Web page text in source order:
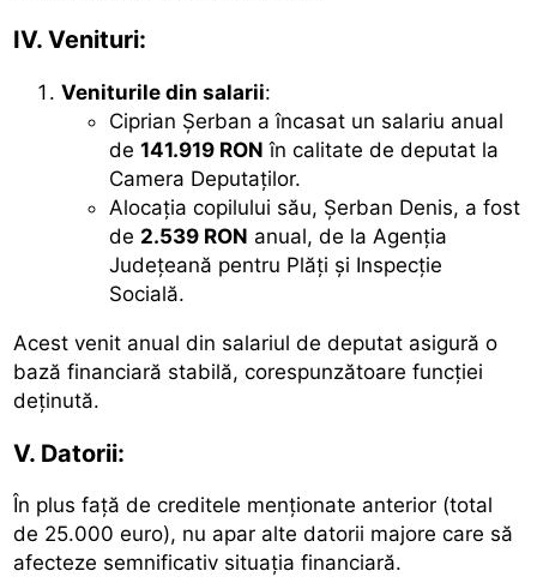
IV. Venituri:
Veniturile din salarii:
Ciprian Șerban a încasat un salariu anual
de141.919 RON în calitate de deputat la
Camera Deputaților.
Alocația copilului său, Șerban Denis, a fost
de 2.539 RON anual, de la Agenția
Județeană pentru Plăți și Inspecție
Socială.
Acest venit anual din salariul de deputat asigură o
bază financiară stabilă, corespunzătoare funcției
deținută.
V. Datorii:
În plus față de creditele menționate anterior (total
de 25.000 euro), nu apar alte datorii majore care să
afecteze semnificativ situația financiară.